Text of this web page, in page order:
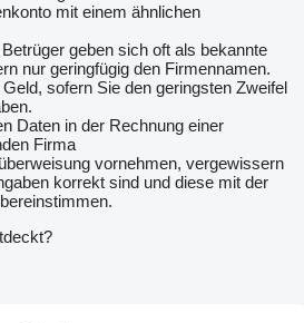
mit einem ähnlichen
geben sich oft als bekannte
nur geringfügig den Firmennamen.
sofern Sie den geringsten Zweifel
Daten in der Rechnung einer
Firma
vornehmen, vergewissern
korrekt sind und diese mit der